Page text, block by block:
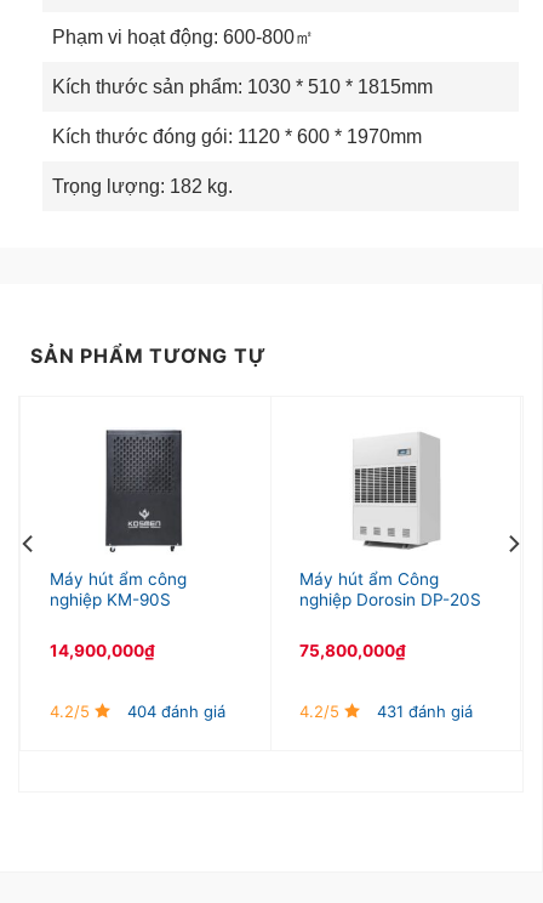
Cấu tạo máy hút ẩm Kosmen KM-
Máy nén
Bảng điều khiển: Cài đặt chế độ, tính năng và theo
Phạm vi hoạt động: 600-800㎡
Kích thước sản phẩm: 1030 * 510 * 1815mm
Kích thước đóng gói: 1120 * 600 * 1970mm
Trọng lượng: 182 kg.
SẢN PHẨM TƯƠNG TỰ
Máy hút ẩm công
nghiệp KM-90S
14,900,000₫
4.2/5 404 đánh giá
Máy hút ẩm Công
nghiệp Dorosin DP-20S
75,800,000₫
4.2/5 431 đánh giá